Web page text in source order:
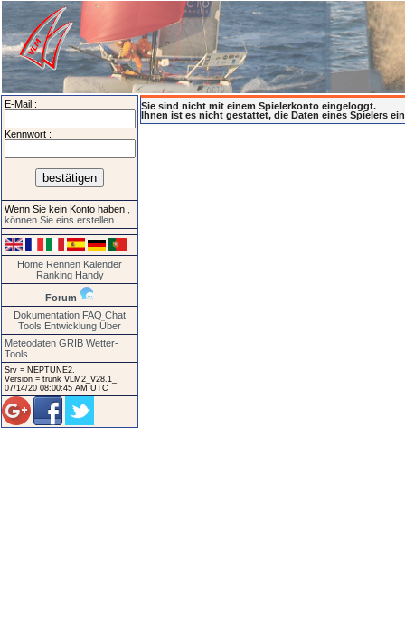
E-Mail :
Kennwort :
Wenn Sie kein Konto haben
können Sie eins erstellen
Home Rennen Kalender
Ranking Handy
Forum
Dokumentation FAQ Chat
Tools Entwicklung Über
Meteodaten GRIB Wetter-
Tools
Srv = NEPTUNE2.
Version = trunk VLM2_V28.1_
07/14/20 08:00:45 AM UTC
Sie sind nicht mit einem Spielerkonto eingeloggt.
Ihnen ist es nicht gestattet, die Daten eines Spielers